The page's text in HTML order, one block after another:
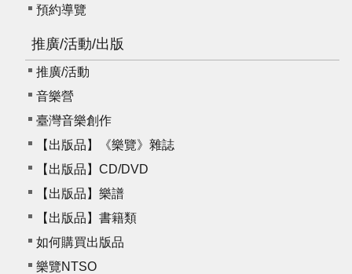
預約導覽
推廣/活動/出版
推廣/活動
音樂營
臺灣音樂創作
【出版品】《樂覽》雜誌
【出版品】CD/DVD
【出版品】樂譜
【出版品】書籍類
如何購買出版品
樂覽NTSO